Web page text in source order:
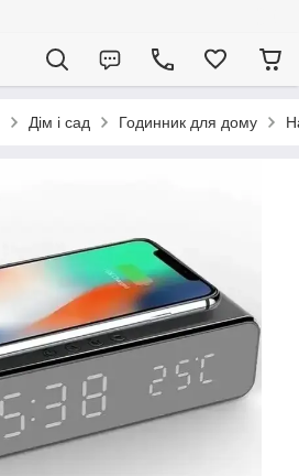
Дім і сад Годинник для дому